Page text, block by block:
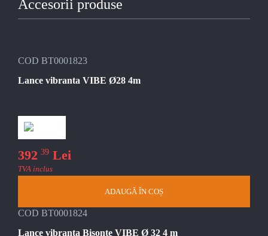
Accesorii produse
COD BT0001823
Lance vibranta VIBE Ø28 4m
392 39 Lei
TVA inclus
ADAUGĂ ÎN COȘ
COD BT0001824
Lance vibranta Bisonte VIBE Ø 32 4 m